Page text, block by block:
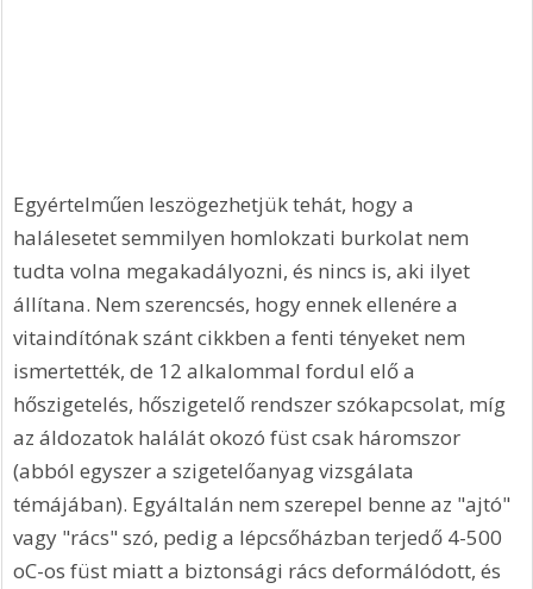
Egyértelműen leszögezhetjük tehát, hogy a
halálesetet semmilyen homlokzati burkolat nem
tudta volna megakadályozni, és nincs is, aki ilyet
állítana. Nem szerencsés, hogy ennek ellenére a
vitaindítónak szánt cikkben a fenti tényeket nem
ismertették, de 12 alkalommal fordul elő a
hőszigetelés, hőszigetelő rendszer szókapcsolat, míg
az áldozatok halálát okozó füst csak háromszor
(abból egyszer a szigetelőanyag vizsgálata
témájában). Egyáltalán nem szerepel benne az "ajtó"
vagy "rács" szó, pedig a lépcsőházban terjedő 4-500
oC-os füst miatt a biztonsági rács deformálódott, és